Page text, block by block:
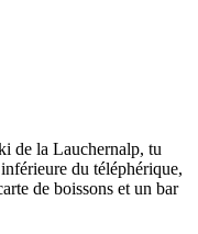
de la Lauchernalp, tu
du téléphérique,
de boissons et un bar